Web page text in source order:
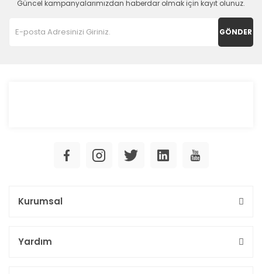
Güncel kampanyalarımızdan haberdar olmak için kayıt olunuz.
GÖNDER
Kurumsal
Yardım